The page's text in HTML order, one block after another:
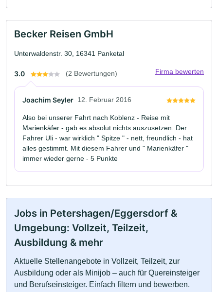
Becker Reisen GmbH
Unterwaldenstr. 30, 16341 Panketal
3.0 (2 Bewertungen) Firma bewerten
Joachim Seyler 12. Februar 2016
Also bei unserer Fahrt nach Koblenz - Reise mit
Marienkäfer - gab es absolut nichts auszusetzen. Der
Fahrer Uli - war wirklich " Spitze " - nett, freundlich - hat
alles gestimmt. Mit diesem Fahrer und " Marienkäfer "
immer wieder gerne - 5 Punkte
Jobs in Petershagen/Eggersdorf &
Umgebung: Vollzeit, Teilzeit,
Ausbildung & mehr
Aktuelle Stellenangebote in Vollzeit, Teilzeit, zur
Ausbildung oder als Minijob – auch für Quereinsteiger
und Berufseinsteiger. Einfach filtern und bewerben.